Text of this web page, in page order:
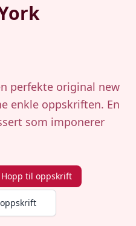
perfekte original new
enkle oppskriften. En
som imponerer
Hopp til oppskrift